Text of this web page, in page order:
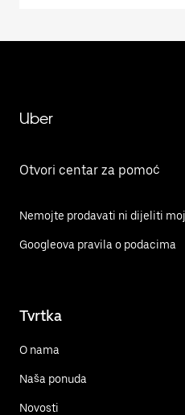
Uber
Otvori centar za pomoć
Nemojte prodavati ni dijeliti
Googleova pravila o podacima
Tvrtka
O nama
Naša ponuda
Novosti